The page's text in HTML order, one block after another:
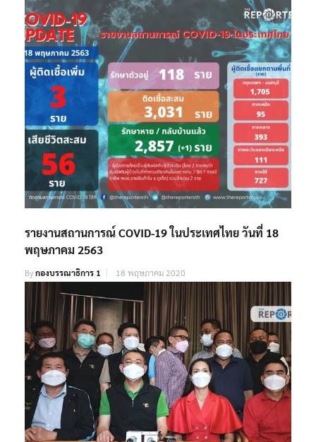
รายงานสถานการณ์ COVID-19 ในประเทศไทย วันที่ 18
พฤษภาคม 2563
Byกองบรรณาธิการ 1 18 พฤษภาคม 2020